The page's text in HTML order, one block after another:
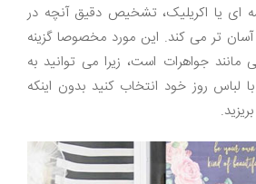
یا اکریلیک، تشخیص دقیق آنچه در
آسان تر می کند. این مورد مخصوصا گزینه
مانند جواهرات است، زیرا می توانید به
روز خود انتخاب کنید بدون اینکه